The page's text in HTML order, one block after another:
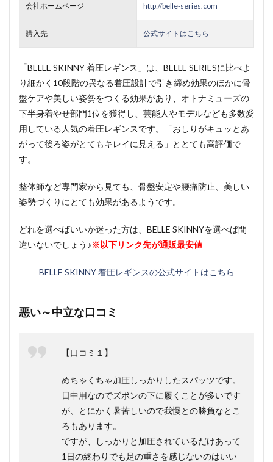
会社ホームページ http://belle-series.com
購入先 公式サイトはこちら
「BELLE SKINNY 着圧レギンス」は、BELLE SERIESに比べよ
り細かく10段階の異なる着圧設計で引き締め効果のほかに骨
盤ケアや美しい姿勢をつくる効果があり、オトナミューズの
下半身着やせ部門1位を獲得し、芸能人やモデルなども多数愛
用している人気の着圧レギンスです。「おしりがキュッとあ
がって後ろ姿がとてもキレイに見える」ととても高評価で
す。
整体師など専門家から見ても、骨盤安定や腰痛防止、美しい
姿勢づくりにとても効果があるようです。
どれを選べばいいか迷った方は、BELLE SKINNYを選べば間
違いないでしょう♪※以下リンク先が通販最安値
BELLE SKINNY 着圧レギンスの公式サイトはこちら
悪い～中立な口コミ
【口コミ１】
めちゃくちゃ加圧しっかりしたスパッツです。
日中用なのでズボンの下に履くことが多いです
が、とにかく暑苦しいので我慢との勝負なとこ
ろもあります。
ですが、しっかりと加圧されているだけあって
1日の終わりでも足の重さを感じないのはいい